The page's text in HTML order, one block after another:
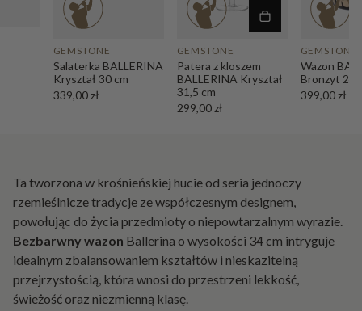
GEMSTONE
Salaterka BALLERINA
Kryształ 30 cm
339,00 zł
GEMSTONE
Patera z kloszem
BALLERINA Kryształ
31,5 cm
299,00 zł
GEMSTONE
Wazon
Bronzyt
399,00 zł
Ta tworzona w krośnieńskiej hucie od seria jednoczy
rzemieślnicze tradycje ze współczesnym designem,
powołując do życia przedmioty o niepowtarzalnym wyrazie.
Bezbarwny wazon Ballerina o wysokości 34 cm intryguje
idealnym zbalansowaniem kształtów i nieskazitelną
przejrzystością, która wnosi do przestrzeni lekkość,
świeżość oraz niezmienną klasę.